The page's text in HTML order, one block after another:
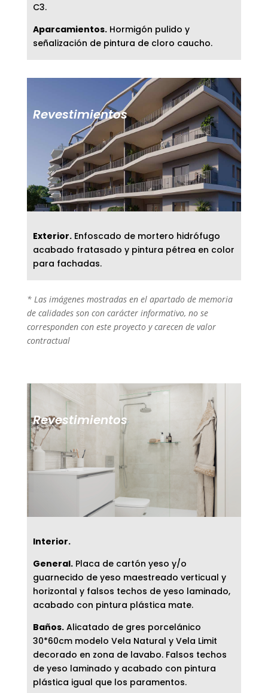
C3.
Aparcamientos.Hormigón pulido y
señalización de pintura de cloro caucho.
Revestimientos
Exterior.Enfoscado de mortero hidrófugo
acabado fratasado y pintura pétrea en color
para fachadas.
* Las imágenes mostradas en el apartado de memoria
de calidades son con carácter informativo, no se
corresponden con este proyecto y carecen de valor
contractual
Revestimientos
Interior.
General.Placa de cartón yeso y/o
guarnecido de yeso maestreado verticual y
horizontal y falsos techos de yeso laminado,
acabado con pintura plástica mate.
Baños.Alicatado de gres porcelánico
30*60cm modelo Vela Natural y Vela Limit
decorado en zona de lavabo. Falsos techos
de yeso laminado y acabado con pintura
plástica igual que los paramentos.